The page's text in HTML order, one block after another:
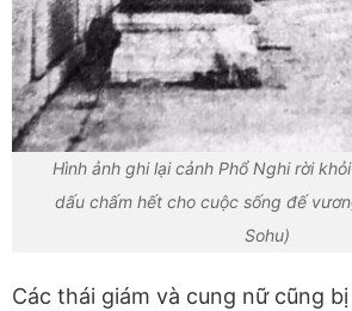
Hình ảnh ghi lại cảnh Phổ Nghi rời
dấu chấm hết cho cuộc sống đế
Sohu)
Các thái giám và cung nữ cũng